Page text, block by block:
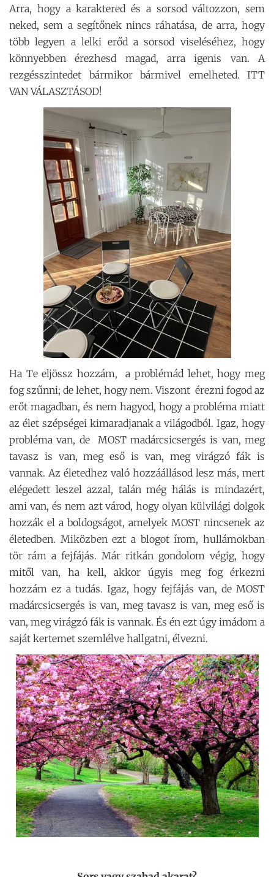
Arra, hogy a karaktered és a sorsod változzon, sem
neked, sem a segítőnek nincs ráhatása, de arra, hogy
több legyen a lelki erőd a sorsod viseléséhez, hogy
könnyebben érezhesd magad, arra igenis van. A
rezgésszintedet bármikor bármivel emelheted. ITT
VAN VÁLASZTÁSOD!
Ha Te eljössz hozzám, a problémád lehet, hogy meg
fog szűnni; de lehet, hogy nem. Viszont érezni fogod az
erőt magadban, és nem hagyod, hogy a probléma miatt
az élet szépségei kimaradjanak a világodból. Igaz, hogy
probléma van, de MOST madárcsicsergés is van, meg
tavasz is van, meg eső is van, meg virágzó fák is
vannak. Az életedhez való hozzáállásod lesz más, mert
elégedett leszel azzal, talán még hálás is mindazért,
ami van, és nem azt várod, hogy olyan külvilági dolgok
hozzák el a boldogságot, amelyek MOST nincsenek az
életedben. Miközben ezt a blogot írom, hullámokban
tör rám a fejfájás. Már ritkán gondolom végig, hogy
mitől van, ha kell, akkor úgyis meg fog érkezni
hozzám ez a tudás. Igaz, hogy fejfájás van, de MOST
madárcsicsergés is van, meg tavasz is van, meg eső is
van, meg virágzó fák is vannak. És én ezt úgy imádom a
saját kertemet szemlélve hallgatni, élvezni.